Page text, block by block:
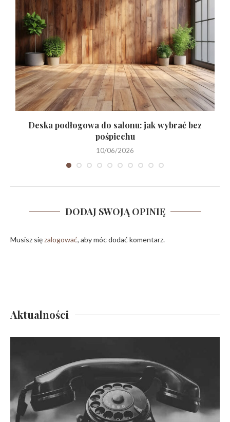
Deska podłogowa do salonu: jak wybrać bez
pośpiechu
10/06/2026
DODAJ SWOJĄ OPINIĘ
Musisz sięzalogować, aby móc dodać komentarz.
Aktualności